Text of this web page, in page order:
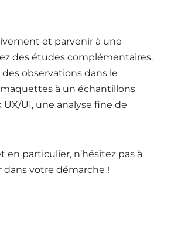
et parvenir à une
des études complémentaires.
observations dans le
à un échantillons
UI, une analyse fine de
particulier, n’hésitez pas à
dans votre démarche !